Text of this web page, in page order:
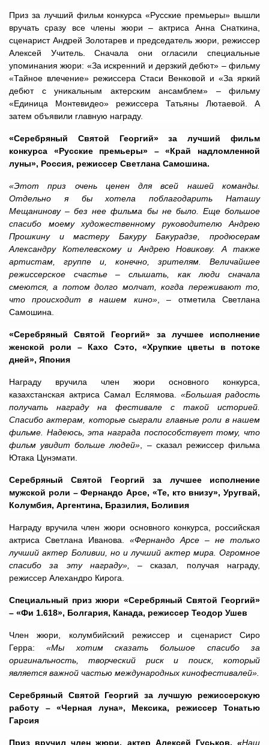
Приз за лучший фильм конкурса «Русские премьеры» вышли
вручать сразу все члены жюри – актриса Анна Снаткина,
сценарист Андрей Золотарев и председатель жюри, режиссер
Алексей Учитель. Сначала они огласили специальные
упоминания жюри: «За искренний и дерзкий дебют» – фильму
«Тайное влечение» режиссера Стаси Венковой и «За яркий
дебют с уникальным актерским ансамблем» – фильму
«Единица Монтевидео» режиссера Татьяны Лютаевой. А
затем объявили главную награду.
«Серебряный Святой Георгий» за лучший фильм
конкурса «Русские премьеры» – «Край надломленной
луны», Россия, режиссер Светлана Самошина.
«Этот приз очень ценен для всей нашей команды.
Отдельно я бы хотела поблагодарить Наташу
Мещанинову – без нее фильма бы не было. Еще большое
спасибо моему художественному руководителю Андрею
Прошкину и мастеру Бакуру Бакурадзе, продюсерам
Александру Котелевскому и Андрею Новикову. А также
артистам, группе и, конечно, зрителям. Величайшее
режиссерское счастье – слышать, как люди сначала
смеются, а потом долго молчат, когда переживают то,
что происходит в нашем кино», – отметила Светлана
Самошина.
«Серебряный Святой Георгий» за лучшее исполнение
женской роли – Кахо Сэто, «Хрупкие цветы в потоке
дней», Япония
Награду вручила член жюри основного конкурса,
казахстанская актриса Самал Еслямова. «Большая радость
получать награду на фестивале с такой историей.
Спасибо актерам, которые сыграли главные роли в нашем
фильме. Надеюсь, эта награда поспособствует тому, что
фильм увидит больше людей», – сказал режиссер фильма
Ютака Цунэмати.
Серебряный Святой Георгий за лучшее исполнение
мужской роли – Фернандо Арсе, «Те, кто внизу», Уругвай,
Колумбия, Аргентина, Бразилия, Боливия
Награду вручила член жюри основного конкурса, российская
актриса Светлана Иванова. «Фернандо Арсе – не только
лучший актер Боливии, но и лучший актер мира. Огромное
спасибо за эту награду», – сказал, получая награду,
режиссер Алехандро Кирога.
Специальный приз жюри «Серебряный Святой Георгий»
– «Фи 1.618», Болгария, Канада, режиссер Теодор Ушев
Член жюри, колумбийский режиссер и сценарист Сиро
Герра:«Мы хотим сказать большое спасибо за
оригинальность, творческий риск и поиск, который
является важной частью международных кинофестивалей».
Серебряный Святой Георгий за лучшую режиссерскую
работу – «Черная луна», Мексика, режиссер Тонатью
Гарсия
Приз вручил член жюри, актер Алексей Гуськов. «Наш